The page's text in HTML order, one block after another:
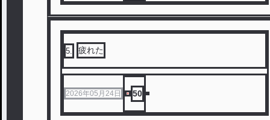
5 疲れた
2026年05月24日 50